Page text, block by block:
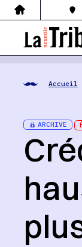
Accueil
ARCHIVE